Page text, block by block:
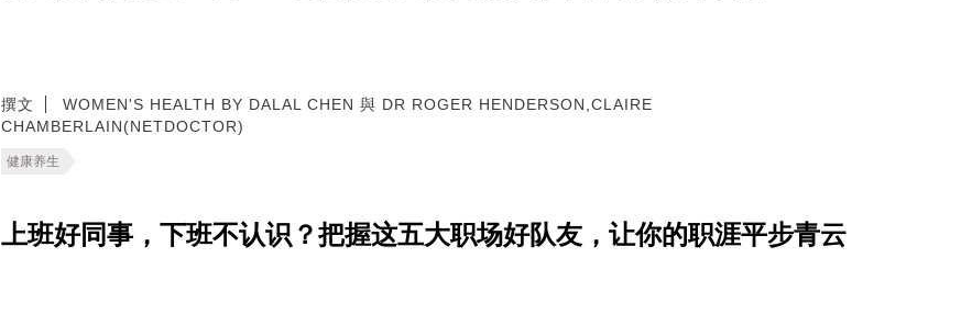
撰文
WOMEN'S HEALTH BY DALAL CHEN 與 DR ROGER HENDERSON,CLAIRE
CHAMBERLAIN(NETDOCTOR)
健康养生
上班好同事，下班不认识？把握这五大职场好队友，让你的职涯平步青云